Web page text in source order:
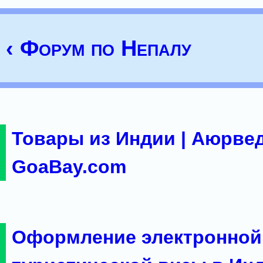
‹ Форум по Непалу
Товары из Индии |
GoaBay.com
Оформление электронной